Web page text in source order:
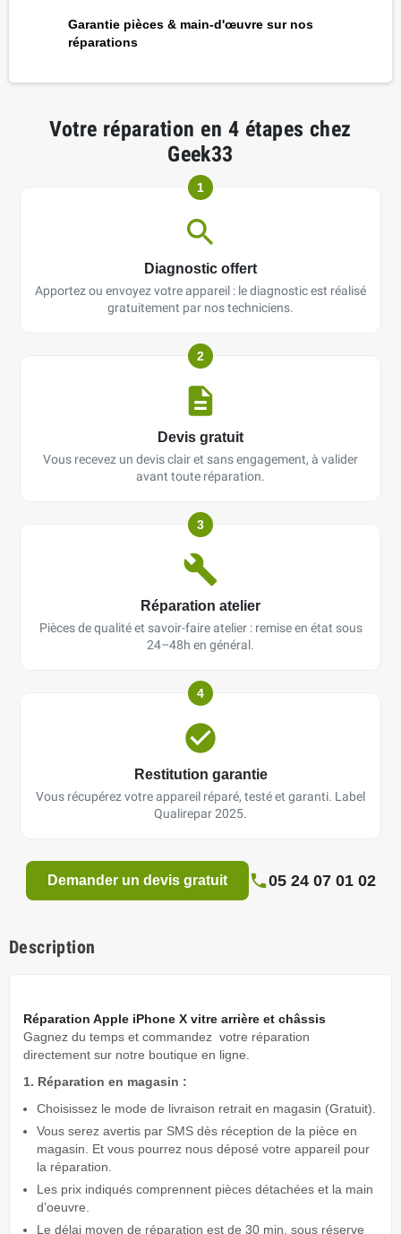
Garantie pièces & main-d'œuvre sur nos
réparations
Votre réparation en 4 étapes chez
Geek33
1
Diagnostic offert
Apportez ou envoyez votre appareil : le diagnostic est réalisé
gratuitement par nos techniciens.
2
Devis gratuit
Vous recevez un devis clair et sans engagement, à valider
avant toute réparation.
3
Réparation atelier
Pièces de qualité et savoir-faire atelier : remise en état sous
24–48h en général.
4
Restitution garantie
Vous récupérez votre appareil réparé, testé et garanti. Label
Qualirepar 2025.
Demander un devis gratuit 05 24 07 01 02
Description
Réparation Apple iPhone X vitre arrière et châssis
Gagnez du temps et commandez votre réparation
directement sur notre boutique en ligne.
1. Réparation en magasin :
Choisissez le mode de livraison retrait en magasin (Gratuit).
Vous serez avertis par SMS dès réception de la pièce en
magasin. Et vous pourrez nous déposé votre appareil pour
la réparation.
Les prix indiqués comprennent pièces détachées et la main
d’oeuvre.
Le délai moyen de réparation est de 30 min, sous réserve